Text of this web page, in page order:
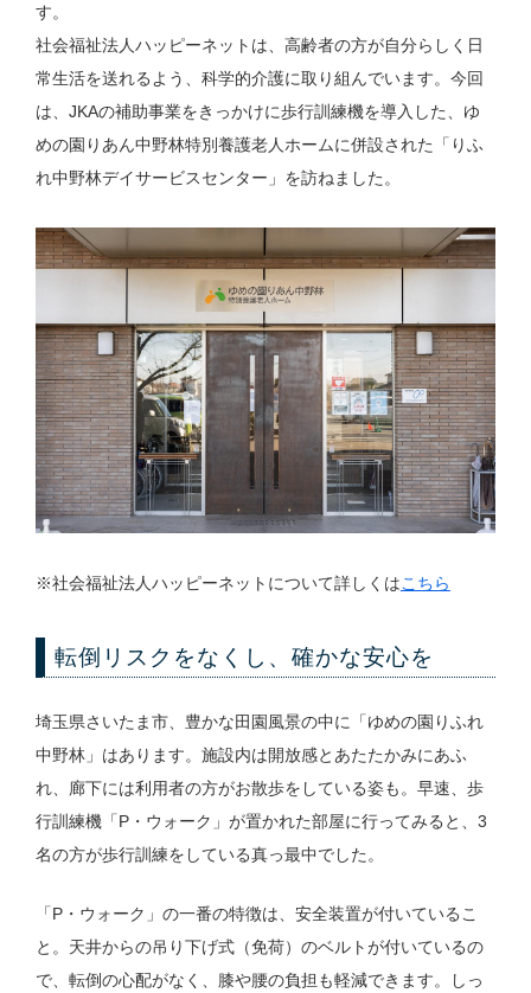
す。
社会福祉法人ハッピーネットは、高齢者の方が自分らしく日
常生活を送れるよう、科学的介護に取り組んでいます。今回
は、JKAの補助事業をきっかけに歩行訓練機を導入した、ゆ
めの園りあん中野林特別養護老人ホームに併設された「りふ
れ中野林デイサービスセンター」を訪ねました。
※社会福祉法人ハッピーネットについて詳しくはこちら
転倒リスクをなくし、確かな安心を
埼玉県さいたま市、豊かな田園風景の中に「ゆめの園りふれ
中野林」はあります。施設内は開放感とあたたかみにあふ
れ、廊下には利用者の方がお散歩をしている姿も。早速、歩
行訓練機「P・ウォーク」が置かれた部屋に行ってみると、3
名の方が歩行訓練をしている真っ最中でした。
「P・ウォーク」の一番の特徴は、安全装置が付いているこ
と。天井からの吊り下げ式（免荷）のベルトが付いているの
で、転倒の心配がなく、膝や腰の負担も軽減できます。しっ